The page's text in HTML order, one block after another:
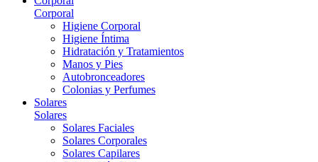
Corporal
Higiene Corporal
Higiene Íntima
Hidratación y Tratamientos
Manos y Pies
Autobronceadores
Colonias y Perfumes
Solares
Solares
Solares Faciales
Solares Corporales
Solares Capilares